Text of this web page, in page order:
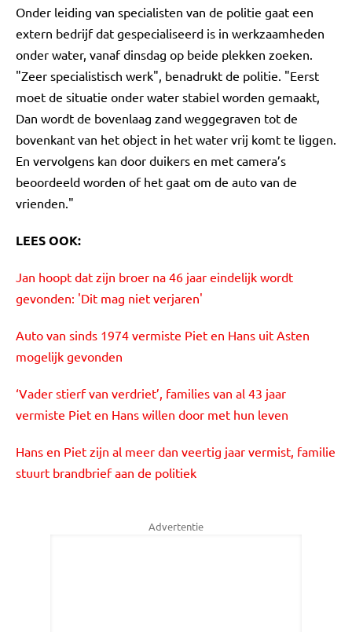
Onder leiding van specialisten van de politie gaat een
extern bedrijf dat gespecialiseerd is in werkzaamheden
onder water, vanaf dinsdag op beide plekken zoeken.
"Zeer specialistisch werk", benadrukt de politie. "Eerst
moet de situatie onder water stabiel worden gemaakt,
Dan wordt de bovenlaag zand weggegraven tot de
bovenkant van het object in het water vrij komt te liggen.
En vervolgens kan door duikers en met camera’s
beoordeeld worden of het gaat om de auto van de
vrienden."
LEES OOK:
Jan hoopt dat zijn broer na 46 jaar eindelijk wordt
gevonden: 'Dit mag niet verjaren'
Auto van sinds 1974 vermiste Piet en Hans uit Asten
mogelijk gevonden
‘Vader stierf van verdriet’, families van al 43 jaar
vermiste Piet en Hans willen door met hun leven
Hans en Piet zijn al meer dan veertig jaar vermist, familie
stuurt brandbrief aan de politiek
Advertentie